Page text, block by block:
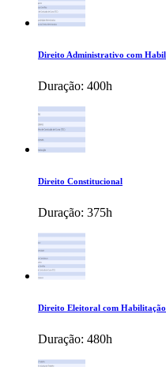
Direito Administrativo com
Duração: 400h
Direito Constitucional
Duração: 375h
Direito Eleitoral com Habilitação
Duração: 480h